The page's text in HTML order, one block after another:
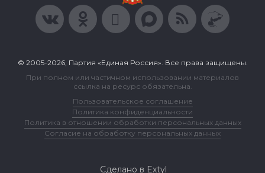
© 2005-2026, Партия «Единая Россия». Все права защищены.
При полном или частичном использовании материалов
ссылка на ресурс обязательна.
Пользовательское соглашение
Политика конфиденциальности
Политика в отношении обработки персональных данных
Согласие на обработку персональных данных
Сделано в Extyl